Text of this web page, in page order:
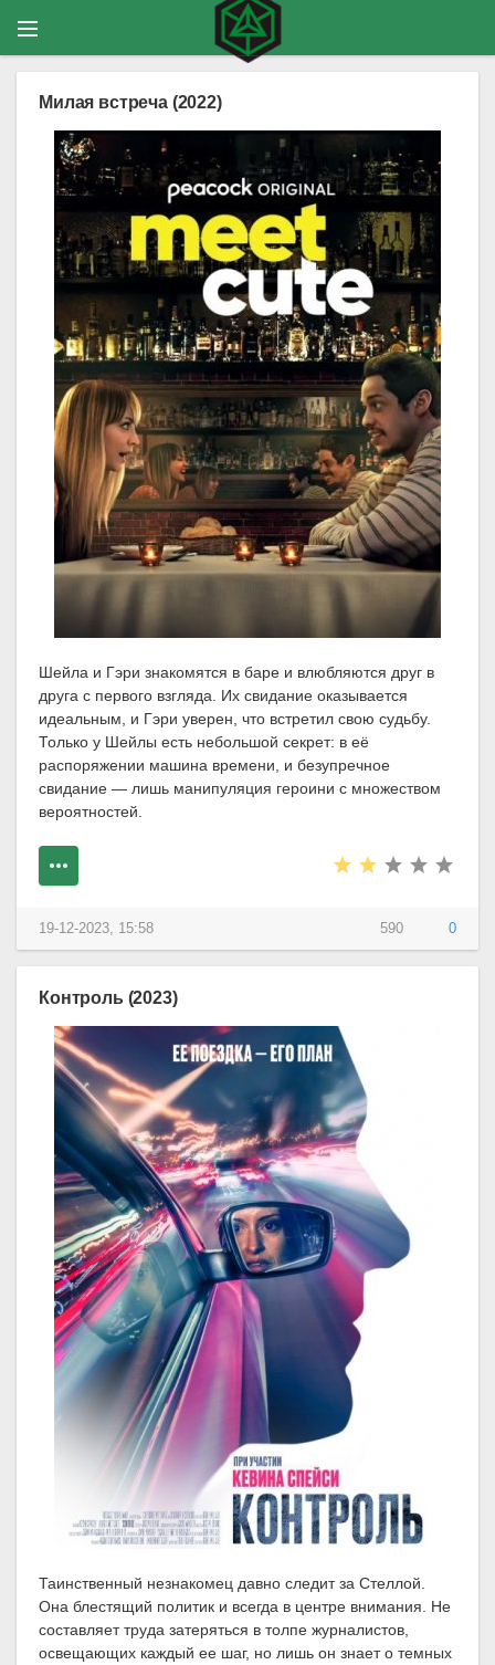
Милая встреча (2022)
Шейла и Гэри знакомятся в баре и влюбляются друг в
друга с первого взгляда. Их свидание оказывается
идеальным, и Гэри уверен, что встретил свою судьбу.
Только у Шейлы есть небольшой секрет: в её
распоряжении машина времени, и безупречное
свидание — лишь манипуляция героини с множеством
вероятностей.
590 0
19-12-2023, 15:58
Контроль (2023)
Таинственный незнакомец давно следит за Стеллой.
Она блестящий политик и всегда в центре внимания. Не
составляет труда затеряться в толпе журналистов,
освещающих каждый ее шаг, но лишь он знает о темных